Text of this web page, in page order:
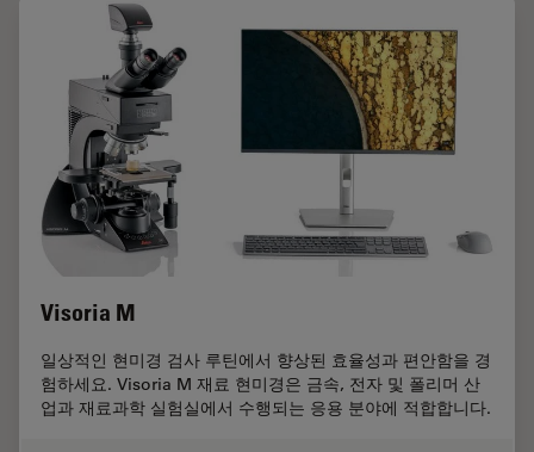
Visoria M
일상적인 현미경 검사 루틴에서 향상된 효율성과 편안함을 경
험하세요. Visoria M 재료 현미경은 금속, 전자 및 폴리머 산
업과 재료과학 실험실에서 수행되는 응용 분야에 적합합니다.